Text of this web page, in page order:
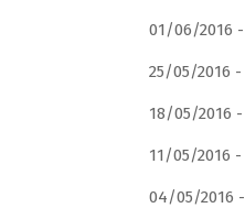
01/06/2016 -
25/05/2016 -
18/05/2016 -
11/05/2016 -
04/05/2016 -